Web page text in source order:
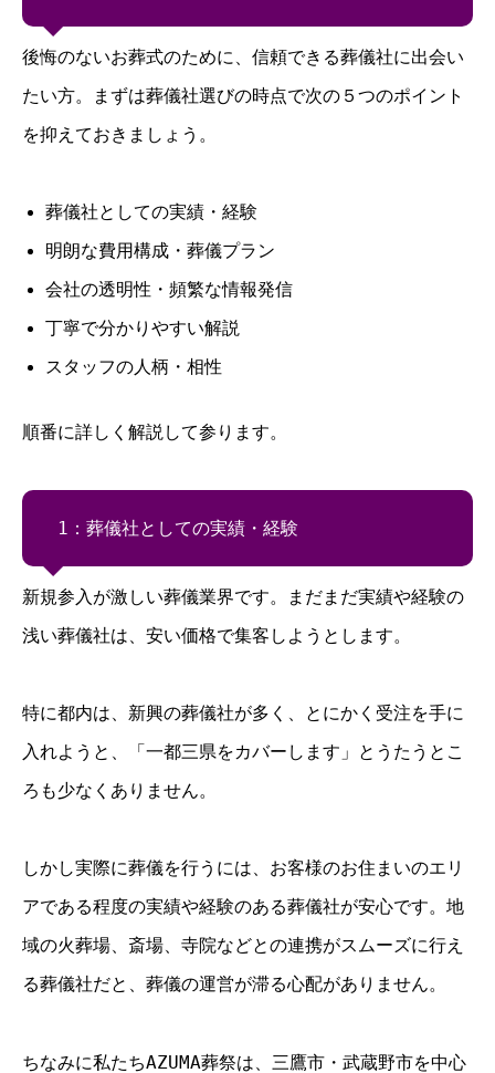
後悔のないお葬式のために、信頼できる葬儀社に出会い
たい方。まずは葬儀社選びの時点で次の５つのポイント
を抑えておきましょう。
葬儀社としての実績・経験
明朗な費用構成・葬儀プラン
会社の透明性・頻繁な情報発信
丁寧で分かりやすい解説
スタッフの人柄・相性
順番に詳しく解説して参ります。
1：葬儀社としての実績・経験
新規参入が激しい葬儀業界です。まだまだ実績や経験の
浅い葬儀社は、安い価格で集客しようとします。
特に都内は、新興の葬儀社が多く、とにかく受注を手に
入れようと、「一都三県をカバーします」とうたうとこ
ろも少なくありません。
しかし実際に葬儀を行うには、お客様のお住まいのエリ
アである程度の実績や経験のある葬儀社が安心です。地
域の火葬場、斎場、寺院などとの連携がスムーズに行え
る葬儀社だと、葬儀の運営が滞る心配がありません。
ちなみに私たちAZUMA葬祭は、三鷹市・武蔵野市を中心